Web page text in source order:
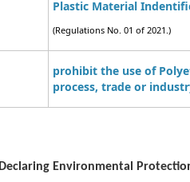
Plastic Material
(Regulations No. 01 of 2021.)
prohibit the use of
process, trade or
Declaring Environmental